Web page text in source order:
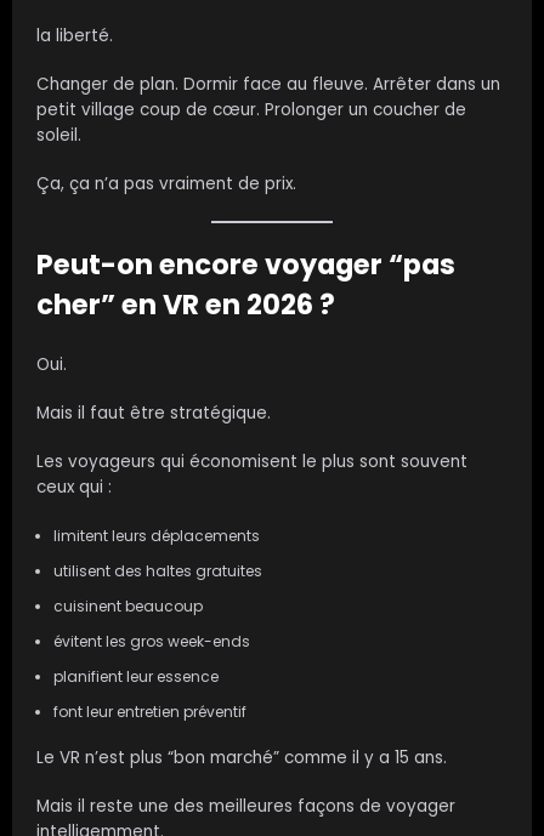
la liberté.
Changer de plan. Dormir face au fleuve. Arrêter dans un
petit village coup de cœur. Prolonger un coucher de
soleil.
Ça, ça n’a pas vraiment de prix.
Peut-on encore voyager “pas
cher” en VR en 2026 ?
Oui.
Mais il faut être stratégique.
Les voyageurs qui économisent le plus sont souvent
ceux qui :
limitent leurs déplacements
utilisent des haltes gratuites
cuisinent beaucoup
évitent les gros week-ends
planifient leur essence
font leur entretien préventif
Le VR n’est plus “bon marché” comme il y a 15 ans.
Mais il reste une des meilleures façons de voyager